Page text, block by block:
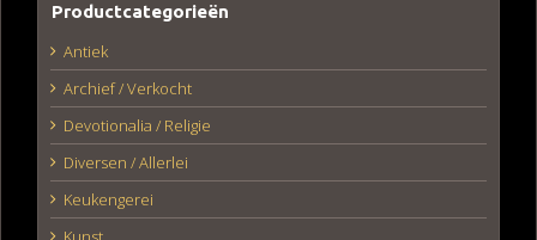
Productcategorieën
Antiek
Archief / Verkocht
Devotionalia / Religie
Diversen / Allerlei
Keukengerei